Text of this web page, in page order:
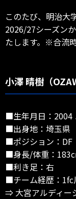
このたび、明治大
2026/27シーズン
たします。※合流
小澤 晴樹（
■生年月日：2004
■出身地：埼玉県
■ポジション：DF
■身長/体重：
■利き足：右
■チーム経歴：1fc
⇒ 大宮アルディー